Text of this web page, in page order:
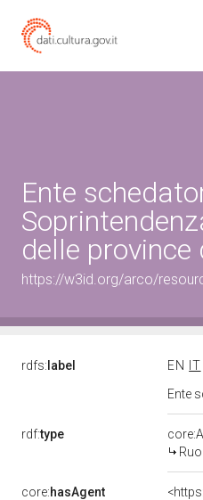
Ente
delle province
https://w3id.org/arco/
rdfs: label EN
IT
Ente
rdf:type
core:hasAgent